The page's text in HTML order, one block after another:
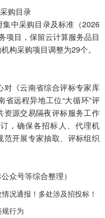
购目录
中采购目录及标准（2026
项目，保留云计算服务品目
构采购项目调整为29个。
《云南省综合评标专家库
远程异地工位“大循环”评
源交易隔夜评标服务工作
，确保各招标人、代理机
开展专家抽取、评标组织
众号等综合整理）
况通报！多处涉及招投标！
行为